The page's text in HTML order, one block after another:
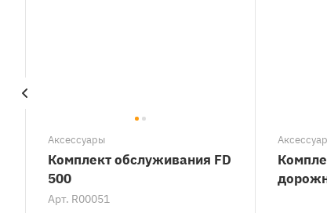
Аксессуары
Комплект обслуживания FD
500
Арт. R00051